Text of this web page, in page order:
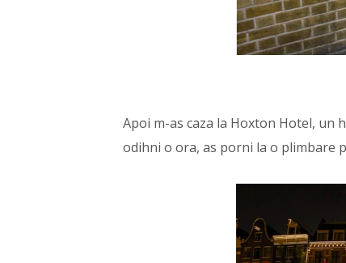
Apoi m-as caza la Hoxton Hotel, un
odihni o ora, as porni la o plimbare